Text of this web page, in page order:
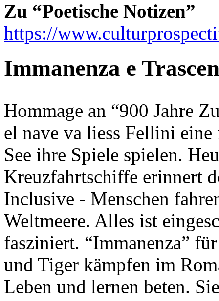
Zu “Poetische Notizen”
https://
Immanenza e
Hommage an “900 Jahre
el nave va liess Fellini
See ihre Spiele spielen.
Kreuzfahrtschiffe erinnert
Inclusive - Menschen
Weltmeere. Alles ist
fasziniert. “Immanenza”
und Tiger kämpfen im
Leben und lernen beten.